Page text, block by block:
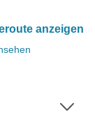
anzeigen